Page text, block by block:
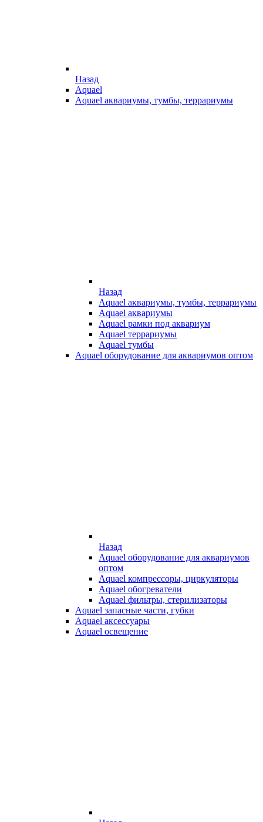
Назад
Aquael
Aquael аквариумы, тумбы, террариумы
Назад
Aquael аквариумы, тумбы, террариумы
Aquael аквариумы
Aquael рамки под аквариум
Aquael террариумы
Aquael тумбы
Aquael оборудование для аквариумов оптом
Назад
Aquael оборудование для аквариумов
оптом
Aquael компрессоры, циркуляторы
Aquael обогреватели
Aquael фильтры, стерилизаторы
Aquael запасные части, губки
Aquael аксессуары
Aquael освещение